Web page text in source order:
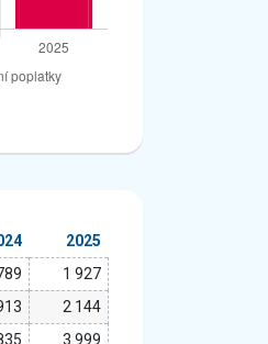
2025
1 927
2 144
3 999